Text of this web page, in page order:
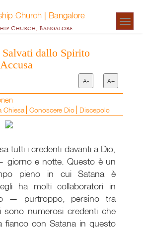
Church | Bangalore
Church, Bangalore
Salvati dallo Spirito
A- A+
Chiesa Conoscere Dio Discepolo
tutti i credenti davanti a Dio,
giorno e notte. Questo è un
pieno in cui Satana è
ha molti collaboratori in
— purtroppo, persino tra
sono numerosi credenti che
fianco con Satana in questo